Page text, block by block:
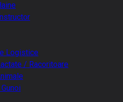
Logistice
/ Racoritoare